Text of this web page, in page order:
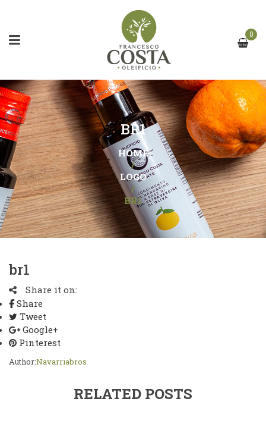
0
BR1
HOME
/
LOGO
/
BR1
br1
Share it on:
Share
Tweet
Google+
Pinterest
Author:Navarriabros
RELATED POSTS